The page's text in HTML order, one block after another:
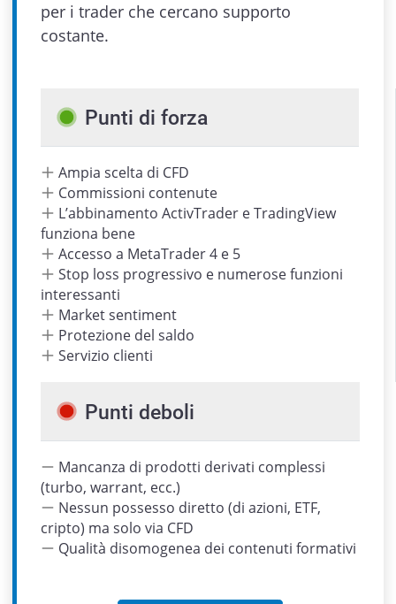
per i trader che cercano supporto
costante.
Punti di forza
Ampia scelta di CFD
Commissioni contenute
L’abbinamento ActivTrader e TradingView
funziona bene
Accesso a MetaTrader 4 e 5
Stop loss progressivo e numerose funzioni
interessanti
Market sentiment
Protezione del saldo
Servizio clienti
Punti deboli
Mancanza di prodotti derivati complessi
(turbo, warrant, ecc.)
Nessun possesso diretto (di azioni, ETF,
cripto) ma solo via CFD
Qualità disomogenea dei contenuti formativi